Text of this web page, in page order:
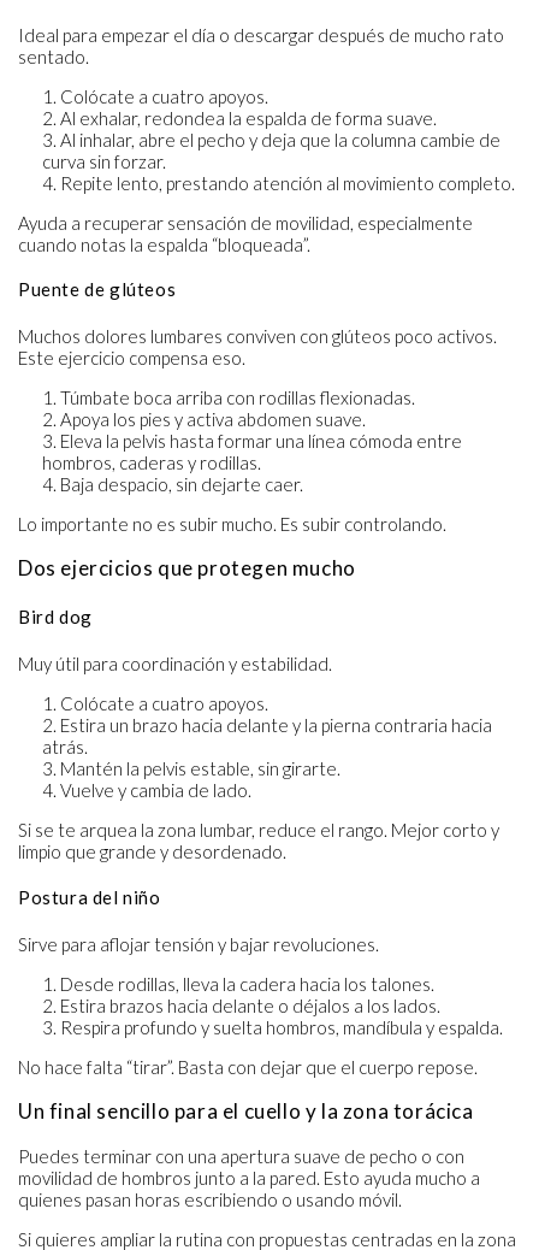
Ideal para empezar el día o descargar después de mucho rato
sentado.
Colócate a cuatro apoyos.
Al exhalar, redondea la espalda de forma suave.
Al inhalar, abre el pecho y deja que la columna cambie de
curva sin forzar.
Repite lento, prestando atención al movimiento completo.
Ayuda a recuperar sensación de movilidad, especialmente
cuando notas la espalda “bloqueada”.
Puente de glúteos
Muchos dolores lumbares conviven con glúteos poco activos.
Este ejercicio compensa eso.
Túmbate boca arriba con rodillas flexionadas.
Apoya los pies y activa abdomen suave.
Eleva la pelvis hasta formar una línea cómoda entre
hombros, caderas y rodillas.
Baja despacio, sin dejarte caer.
Lo importante no es subir mucho. Es subir controlando.
Dos ejercicios que protegen mucho
Bird dog
Muy útil para coordinación y estabilidad.
Colócate a cuatro apoyos.
Estira un brazo hacia delante y la pierna contraria hacia
atrás.
Mantén la pelvis estable, sin girarte.
Vuelve y cambia de lado.
Si se te arquea la zona lumbar, reduce el rango. Mejor corto y
limpio que grande y desordenado.
Postura del niño
Sirve para aflojar tensión y bajar revoluciones.
Desde rodillas, lleva la cadera hacia los talones.
Estira brazos hacia delante o déjalos a los lados.
Respira profundo y suelta hombros, mandíbula y espalda.
No hace falta “tirar”. Basta con dejar que el cuerpo repose.
Un final sencillo para el cuello y la zona torácica
Puedes terminar con una apertura suave de pecho o con
movilidad de hombros junto a la pared. Esto ayuda mucho a
quienes pasan horas escribiendo o usando móvil.
Si quieres ampliar la rutina con propuestas centradas en la zona